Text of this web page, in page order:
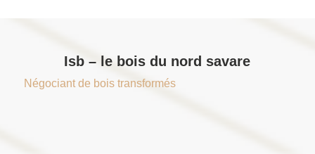
Isb – le bois du nord savare
Négociant de bois transformés